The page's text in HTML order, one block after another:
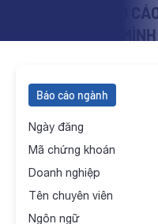
Equity 360 | BÁO
NGUYÊN VƯƠN MÌNH
Báo cáo ngành
Ngày đăng
Mã chứng khoán
Doanh nghiệp
Tên chuyên viên
Ngôn ngữ